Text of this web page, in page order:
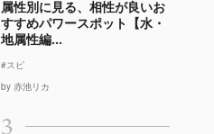
属性別に見る、相性が良いお
すすめパワースポット【水・
地属性編...
#スピ
by 赤池リカ
3